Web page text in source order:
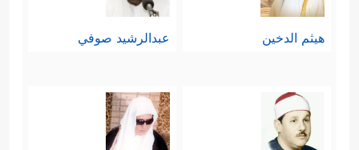
هيثم الدخين عبدالرشيد صوفي